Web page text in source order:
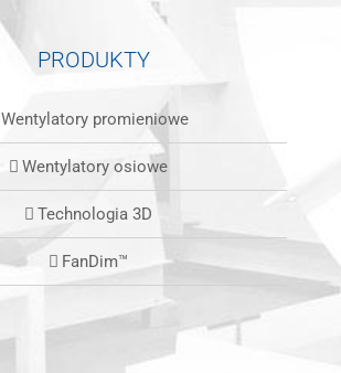
PRODUKTY
Wentylatory promieniowe
Wentylatory osiowe
Technologia 3D
FanDim™